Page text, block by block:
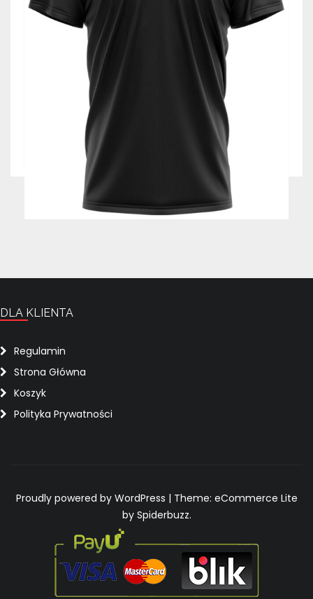
zł
DLA KLIENTA
Regulamin
Strona Główna
Koszyk
Polityka Prywatności
Proudly powered by WordPress | Theme: eCommerce Lite
by Spiderbuzz.